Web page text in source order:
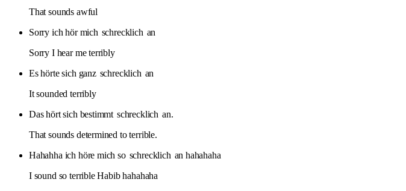
That sounds awful
Sorry ich hör mich schrecklich an
Sorry I hear me terribly
Es hörte sich ganz schrecklich an
It sounded terribly
Das hört sich bestimmt schrecklich an.
That sounds determined to terrible.
Hahahha ich höre mich so schrecklich an hahahaha
I sound so terrible Habib hahahaha